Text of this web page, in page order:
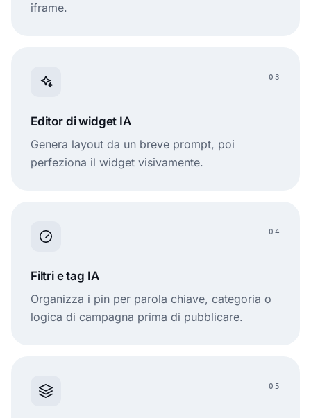
iframe.
03
Editor di widget IA
Genera layout da un breve prompt, poi
perfeziona il widget visivamente.
04
Filtri e tag IA
Organizza i pin per parola chiave, categoria o
logica di campagna prima di pubblicare.
05